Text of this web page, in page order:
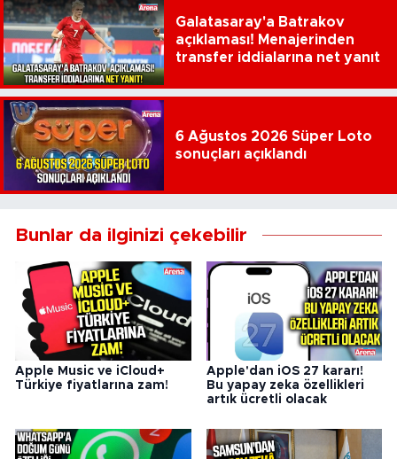
Galatasaray'a Batrakov
açıklaması! Menajerinden
transfer iddialarına net yanıt
6 Ağustos 2026 Süper Loto
sonuçları açıklandı
Bunlar da ilginizi çekebilir
Apple Music ve iCloud+
Türkiye fiyatlarına zam!
Apple'dan iOS 27 kararı!
Bu yapay zeka özellikleri
artık ücretli olacak